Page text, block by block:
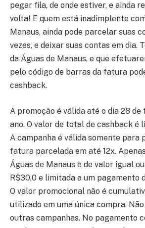
pegar fila, de onde estiver, e ainda
volta! E quem está inadimplente
Manaus, ainda pode parcelar suas
vezes, e deixar suas contas em dia.
da Águas de Manaus, e que
pelo código de barras da fatura
cashback.
A promoção é válida até o dia 28
ano. O valor de total de cashback é
A campanha é válida somente para
fatura parcelada em até 12x.
Águas de Manaus e de valor igual
R$30,0 e limitada a um pagamento
O valor promocional não é
utilizado em uma única compra.
outras campanhas. No pagamento